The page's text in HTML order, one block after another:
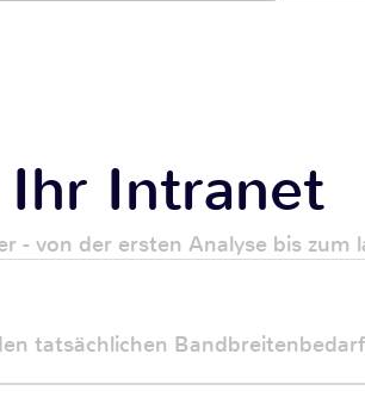
Intranet
- von der ersten Analyse bis zum
tatsächlichen